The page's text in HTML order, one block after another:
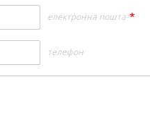
електронна пошта *
телефон